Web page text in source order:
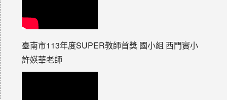
臺南市113年度SUPER教師首獎 國小組 西門實小
許媖華老師